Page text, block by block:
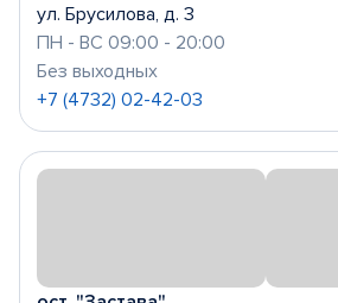
ул. Брусилова, д. 3
ПН - ВС 09:00 - 20:00
Без выходных
+7 (4732) 02-42-03